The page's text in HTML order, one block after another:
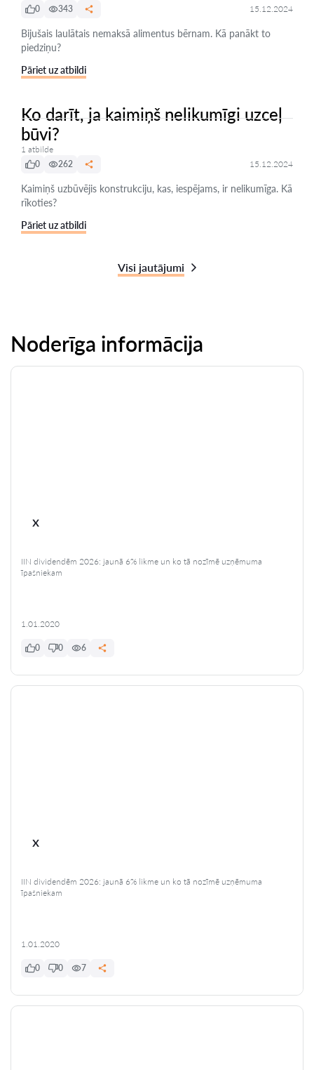
0
343 15.12.2024
Bijušais laulātais nemaksā alimentus bērnam. Kā panākt to
piedziņu?
Pāriet uz atbildi
Ko darīt, ja kaimiņš nelikumīgi uzceļ
būvi?
1 atbilde
0
262 15.12.2024
Kaimiņš uzbūvējis konstrukciju, kas, iespējams, ir nelikumīga. Kā
rīkoties?
Pāriet uz atbildi
Visi jautājumi
Noderīga informācija
x
IIN dividendēm 2026: jaunā 6% likme un ko tā nozīmē uzņēmuma
īpašniekam
1.01.2020
0 0 6
x
IIN dividendēm 2026: jaunā 6% likme un ko tā nozīmē uzņēmuma
īpašniekam
1.01.2020
0 0 7